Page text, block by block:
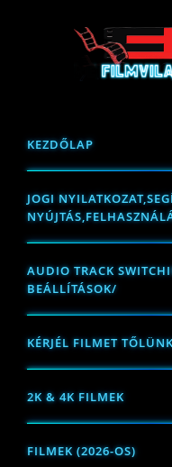
KEZDŐLAP
JOGI
AUDIO TRACK
BEÁLLÍTÁSOK/
KÉRJÉL FILMET
2K & 4K FILMEK
FILMEK (2026-OS)